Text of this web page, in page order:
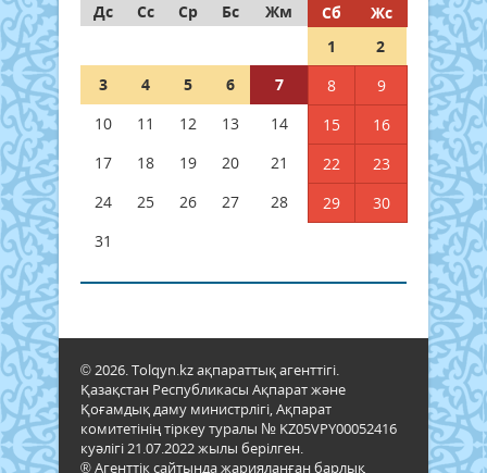
Дс
Сс Ср Бс Жм Сб
Жс
1
2
3
4 5 6 7 8
9
10
11 12 13 14 15
16
17
18 19 20 21 22
23
24
25 26 27 28 29
30
31
© 2026. Tolqyn.kz ақпараттық агенттігі.
Қазақстан Республикасы Ақпарат және
Қоғамдық даму министрлігі, Ақпарат
комитетінің тіркеу туралы № KZ05VPY00052416
куәлігі 21.07.2022 жылы берілген.
® Агенттік сайтында жарияланған барлық